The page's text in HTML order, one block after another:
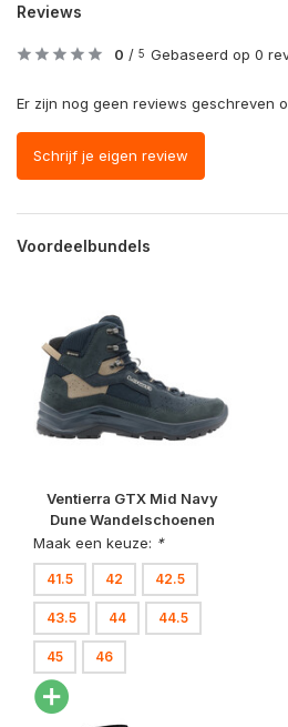
Reviews
0 / 5 Gebaseerd op 0
Er zijn nog geen reviews geschreven
Schrijf je eigen review
Voordeelbundels
Ventierra GTX Mid Navy
Dune Wandelschoenen
Heren
Maak een keuze: *
41.5 42 42.5
43.5 44 44.5
45 46